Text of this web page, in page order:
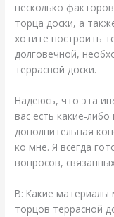
несколько
торца доски, а
хотите построить
долговечной,
террасной доски.
Надеюсь, что эта
вас есть какие-
дополнительная
ко мне. Я всегда
вопросов,
В: Какие материалы
торцов террасной